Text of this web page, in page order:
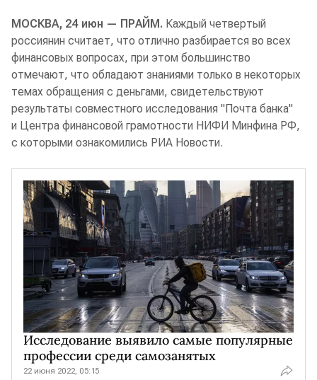
МОСКВА, 24 июн — ПРАЙМ. Каждый четвертый
россиянин считает, что отлично разбирается во всех
финансовых вопросах, при этом большинство
отмечают, что обладают знаниями только в некоторых
темах обращения с деньгами, свидетельствуют
результаты совместного исследования "Почта банка"
и Центра финансовой грамотности НИФИ Минфина РФ,
с которыми ознакомились РИА Новости.
Исследование выявило самые популярные
профессии среди самозанятых
22 июня 2022, 05:15